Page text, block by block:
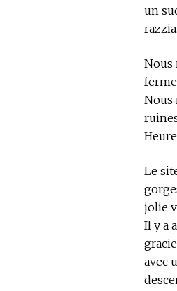
un
razzia.
Nous
Nous
Le
jolie
Il y a
avec